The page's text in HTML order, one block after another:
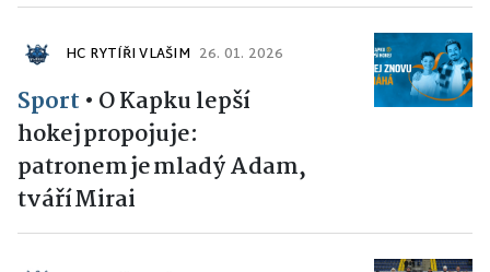
HC RYTÍŘI VLAŠIM 26. 01. 2026
Sport • O Kapku lepší
hokej propojuje:
patronem je mladý Adam,
tváří Mirai